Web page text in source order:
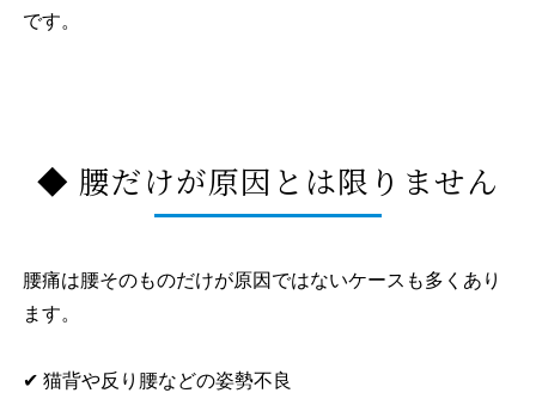
です。
◆ 腰だけが原因とは限りません
腰痛は腰そのものだけが原因ではないケースも多くあり
ます。
✔ 猫背や反り腰などの姿勢不良